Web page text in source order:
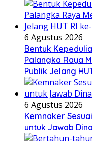
6 Agustus 2026
Bentuk
Palangka Raya
Publik Jelang
6 Agustus 2026
Kemnaker
untuk Jawab